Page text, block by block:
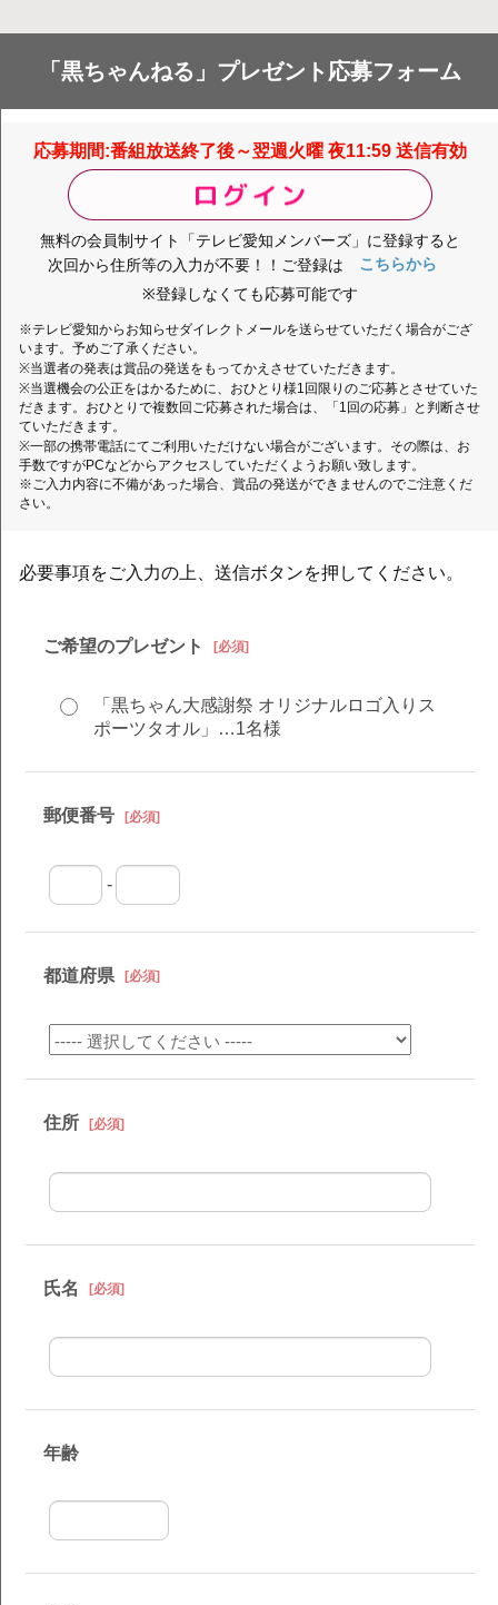
「黒ちゃんねる」プレゼント応募フォーム
応募期間:番組放送終了後～翌週火曜 夜11:59 送信有効
無料の会員制サイト「テレビ愛知メンバーズ」に登録すると
次回から住所等の入力が不要！！ご登録は
こちらから
※登録しなくても応募可能です
※テレビ愛知からお知らせダイレクトメールを送らせていただく場合がござ
います。予めご了承ください。
※当選者の発表は賞品の発送をもってかえさせていただきます。
※当選機会の公正をはかるために、おひとり様1回限りのご応募とさせていた
だきます。おひとりで複数回ご応募された場合は、「1回の応募」と判断させ
ていただきます。
※一部の携帯電話にてご利用いただけない場合がございます。その際は、お
手数ですがPCなどからアクセスしていただくようお願い致します。
※ご入力内容に不備があった場合、賞品の発送ができませんのでご注意くだ
さい。
必要事項をご入力の上、送信ボタンを押してください。
ご希望のプレゼント [必須]
「黒ちゃん大感謝祭 オリジナルロゴ入りス
ポーツタオル」…1名様
郵便番号 [必須]
-
都道府県 [必須]
住所 [必須]
氏名 [必須]
年齢